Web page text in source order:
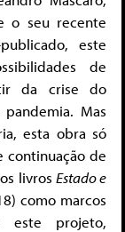
o seu recente
este
de
da crise do
Mas
esta obra só
continuação de
livros Estado e
como marcos
este projeto,